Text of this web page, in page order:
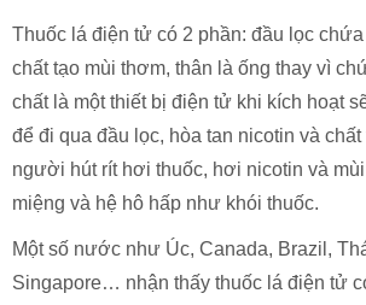
Thuốc lá điện tử có 2 phần: đầu lọc
chất tạo mùi thơm, thân là ống thay vì
chất là một thiết bị điện tử khi kích hoạt
để đi qua đầu lọc, hòa tan nicotin và
người hút rít hơi thuốc, hơi nicotin và
miệng và hệ hô hấp như khói thuốc.
Một số nước như Úc, Canada, Brazil,
Singapore… nhận thấy thuốc lá điện tử